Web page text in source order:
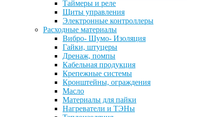
Таймеры и реле
Щиты управления
Электронные контроллеры
Расходные материалы
Вибро- Шумо- Изоляция
Гайки, штуцеры
Дренаж, помпы
Кабельная продукция
Крепежные системы
Кронштейны, ограждения
Масло
Материалы для пайки
Нагреватели и ТЭНы